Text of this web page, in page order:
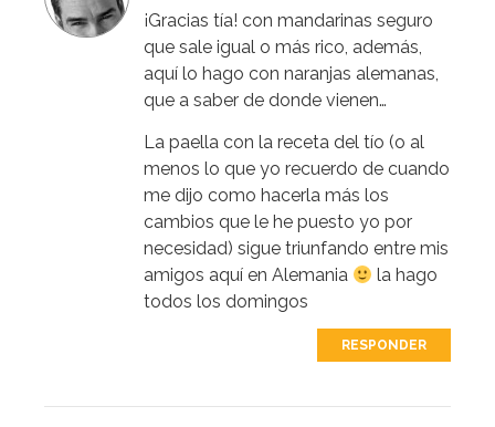
¡Gracias tía! con mandarinas seguro
que sale igual o más rico, además,
aquí lo hago con naranjas alemanas,
que a saber de donde vienen…
La paella con la receta del tío (o al
menos lo que yo recuerdo de cuando
me dijo como hacerla más los
cambios que le he puesto yo por
necesidad) sigue triunfando entre mis
amigos aquí en Alemania
la hago
todos los domingos
RESPONDER